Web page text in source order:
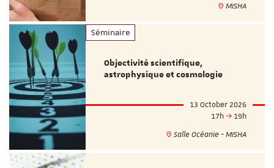
MISHA
Séminaire
Objectivité scientifique,
astrophysique et cosmologie
13 October 2026
17h
19h
Salle Océanie - MISHA